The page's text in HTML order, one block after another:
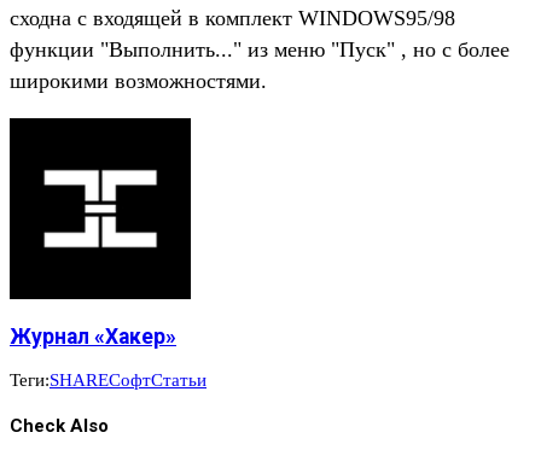
сходна с входящей в комплект WINDOWS95/98
функции "Выполнить..." из меню "Пуск" , но с более
широкими возможностями.
Журнал «Хакер»
Теги:SHAREСофтСтатьи
Check Also